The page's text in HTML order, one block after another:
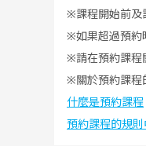
課程開始前及
如果超過預約
請在預約課程
關於預約課程
什麼是預約課程
預約課程的規